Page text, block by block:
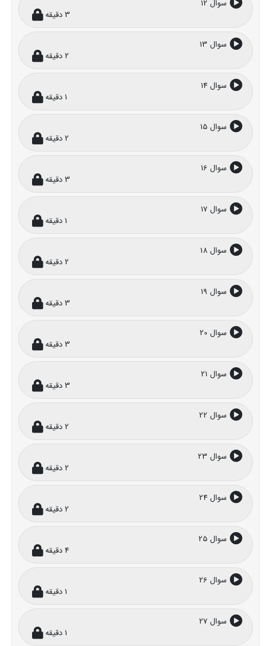
سوال 12
3 دقیقه
سوال 13
2 دقیقه
سوال 14
1 دقیقه
سوال 15
2 دقیقه
سوال 16
3 دقیقه
سوال 17
1 دقیقه
سوال 18
2 دقیقه
سوال 19
3 دقیقه
سوال 20
3 دقیقه
سوال 21
3 دقیقه
سوال 22
2 دقیقه
سوال 23
2 دقیقه
سوال 24
2 دقیقه
سوال 25
4 دقیقه
سوال 26
1 دقیقه
سوال 27
1 دقیقه